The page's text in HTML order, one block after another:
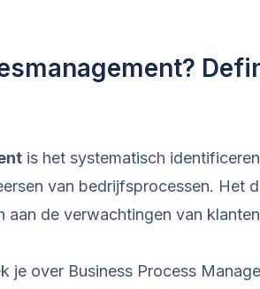
is het systematisch
van bedrijfsprocessen. Het
aan de verwachtingen van
je over Business Process